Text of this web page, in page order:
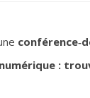
numérique :